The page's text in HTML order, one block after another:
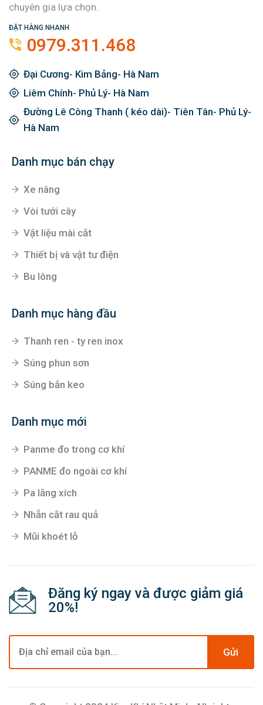
chuyên gia lựa chọn.
ĐẶT HÀNG NHANH
0979.311.468
Đại Cương- Kim Bảng- Hà Nam
Liêm Chính- Phủ Lý- Hà Nam
Đường Lê Công Thanh ( kéo dài)- Tiên Tân- Phủ Lý-
Hà Nam
Danh mục bán chạy
Xe nâng
Vòi tưới cây
Vật liệu mài cắt
Thiết bị và vật tư điện
Bu lông
Danh mục hàng đầu
Thanh ren - ty ren inox
Súng phun sơn
Súng bắn keo
Danh mục mới
Panme đo trong cơ khí
PANME đo ngoài cơ khí
Pa lăng xích
Nhẵn cắt rau quả
Mũi khoét lỗ
Đăng ký ngay và được giảm giá
20%!
Gửi